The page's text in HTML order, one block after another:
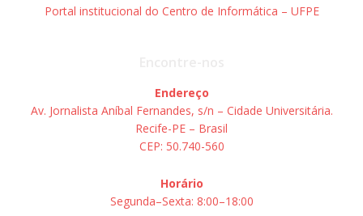
Portal institucional do Centro de Informática – UFPE
Endereço
Av. Jornalista Aníbal Fernandes, s/n – Cidade Universitária.
Recife-PE – Brasil
CEP: 50.740-560
Horário
Segunda–Sexta: 8:00–18:00